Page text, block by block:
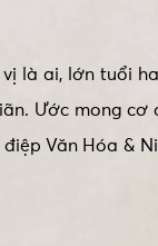
là ai, lớn tuổi
Ước mong cơ
Văn Hóa &